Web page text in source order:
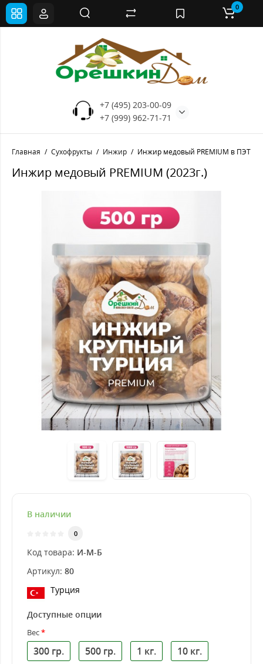
+7 (495) 203-00-09
+7 (999) 962-71-71
0
Главная Сухофрукты Инжир Инжир медовый PREMIUM в ПЭТ
Инжир медовый PREMIUM (2023г.)
В наличии
0
Код товара: И-М-Б
Артикул: 80
Турция
Доступные опции
Вес
300 гр. 500 гр. 1 кг. 10 кг.